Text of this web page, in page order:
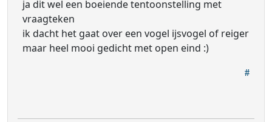
ja dit wel een boeiende tentoonstelling met
vraagteken
ik dacht het gaat over een vogel ijsvogel of reiger
maar heel mooi gedicht met open eind :)